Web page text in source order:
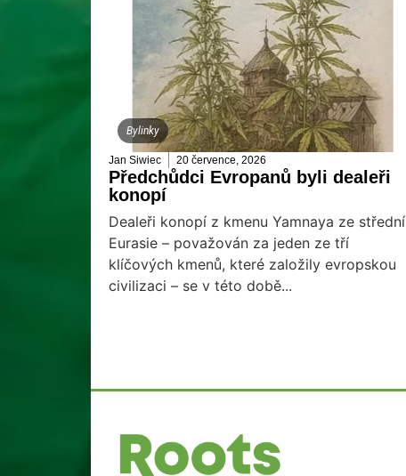
Bylinky
Jan Siwiec 20 července, 2026
Předchůdci Evropanů byli dealeři
konopí
Dealeři konopí z kmenu Yamnaya ze střední
Eurasie – považován za jeden ze tří
klíčových kmenů, které založily evropskou
civilizaci – se v této době...